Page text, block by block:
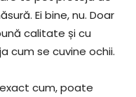
Ei bine, nu. Doar
calitate și cu
cum se cuvine ochii.
cum, poate